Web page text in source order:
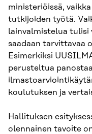
ministeriöissä,
tutkijoiden työtä.
lainvalmistelua tulisi
saadaan tarvittavaa
Esimerkiksi
perusteltua
koulutuksen ja
Hallituksen
olennainen tavoite